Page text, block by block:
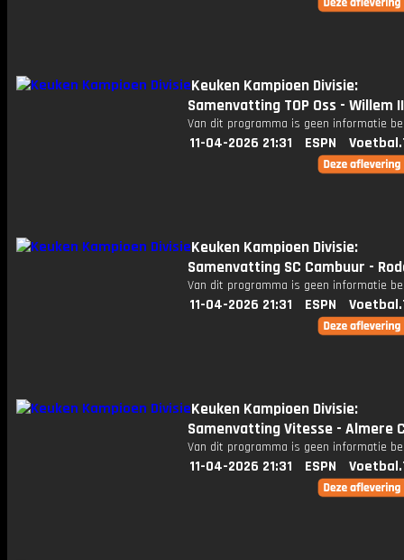
Keuken Kampioen Divisie:
Samenvatting TOP Oss - Willem II
Van dit programma is geen informatie
11-04-2026 21:31 ESPN
Keuken Kampioen Divisie:
Samenvatting SC Cambuur -
Van dit programma is geen informatie
11-04-2026 21:31 ESPN
Keuken Kampioen Divisie:
Samenvatting Vitesse - Almere
Van dit programma is geen informatie
11-04-2026 21:31 ESPN